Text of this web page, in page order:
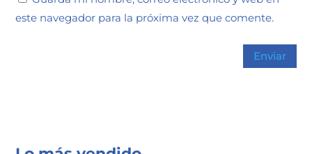
este navegador para la próxima vez que comente.